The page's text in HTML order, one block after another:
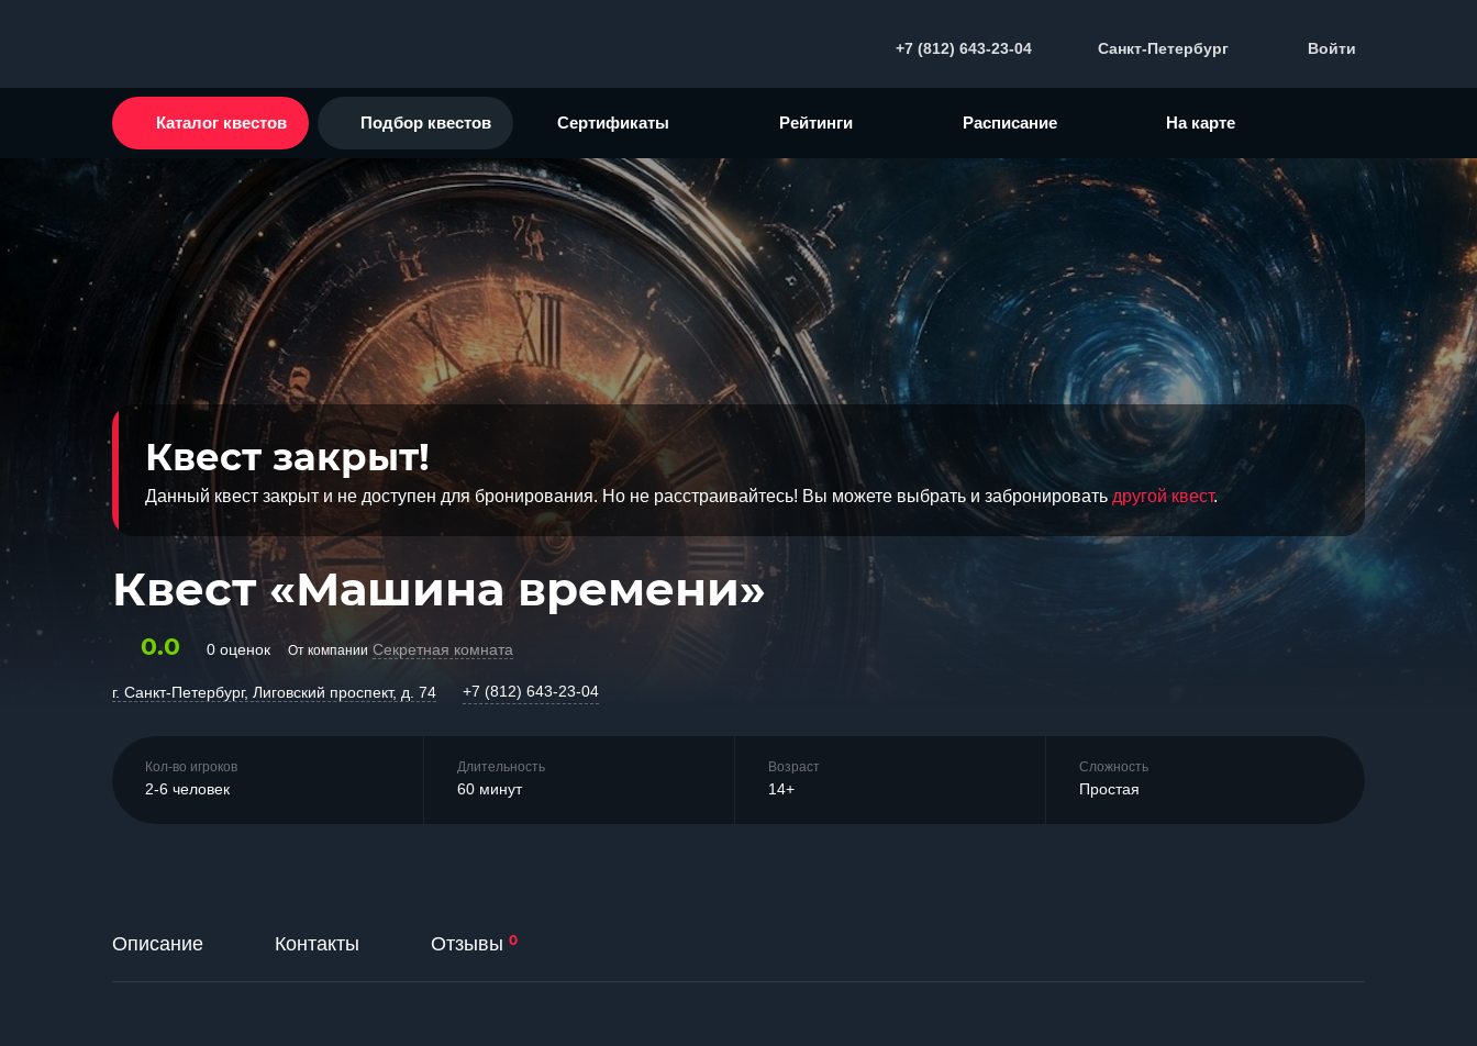
+7 (812) 643-23-04 Санкт-Петербург Войти
Каталог квестов Подбор квестов Сертификаты Рейтинги Расписание На карте
Квест закрыт!
Данный квест закрыт и не доступен для бронирования. Но не расстраивайтесь! Вы можете выбрать и забронировать другой квест.
Квест «Машина времени»
0.0 0 оценок От компании Секретная комната
г. Санкт-Петербург, Лиговский проспект, д. 74 +7 (812) 643-23-04
Кол-во игроков
2-6 человек
Длительность
60 минут
Возраст
14+
Сложность
Простая
Описание Контакты Отзывы 0